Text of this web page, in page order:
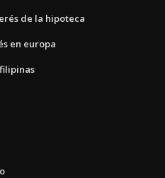
de la hipoteca
en europa